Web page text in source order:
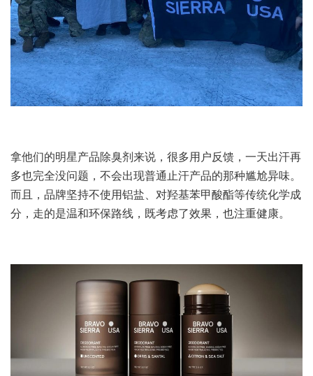
拿他们的明星产品除臭剂来说，很多用户反馈，一天出汗再
多也完全没问题，不会出现普通止汗产品的那种尴尬异味。
而且，品牌坚持不使用铝盐、对羟基苯甲酸酯等传统化学成
分，走的是温和环保路线，既考虑了效果，也注重健康。